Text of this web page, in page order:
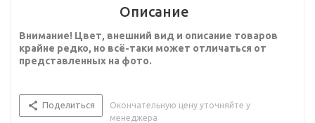
Описание
Внимание! Цвет, внешний вид и описание товаров
крайне редко, но всё-таки может отличаться от
представленных на фото.
Поделиться
Окончательную цену уточняйте у
менеджера